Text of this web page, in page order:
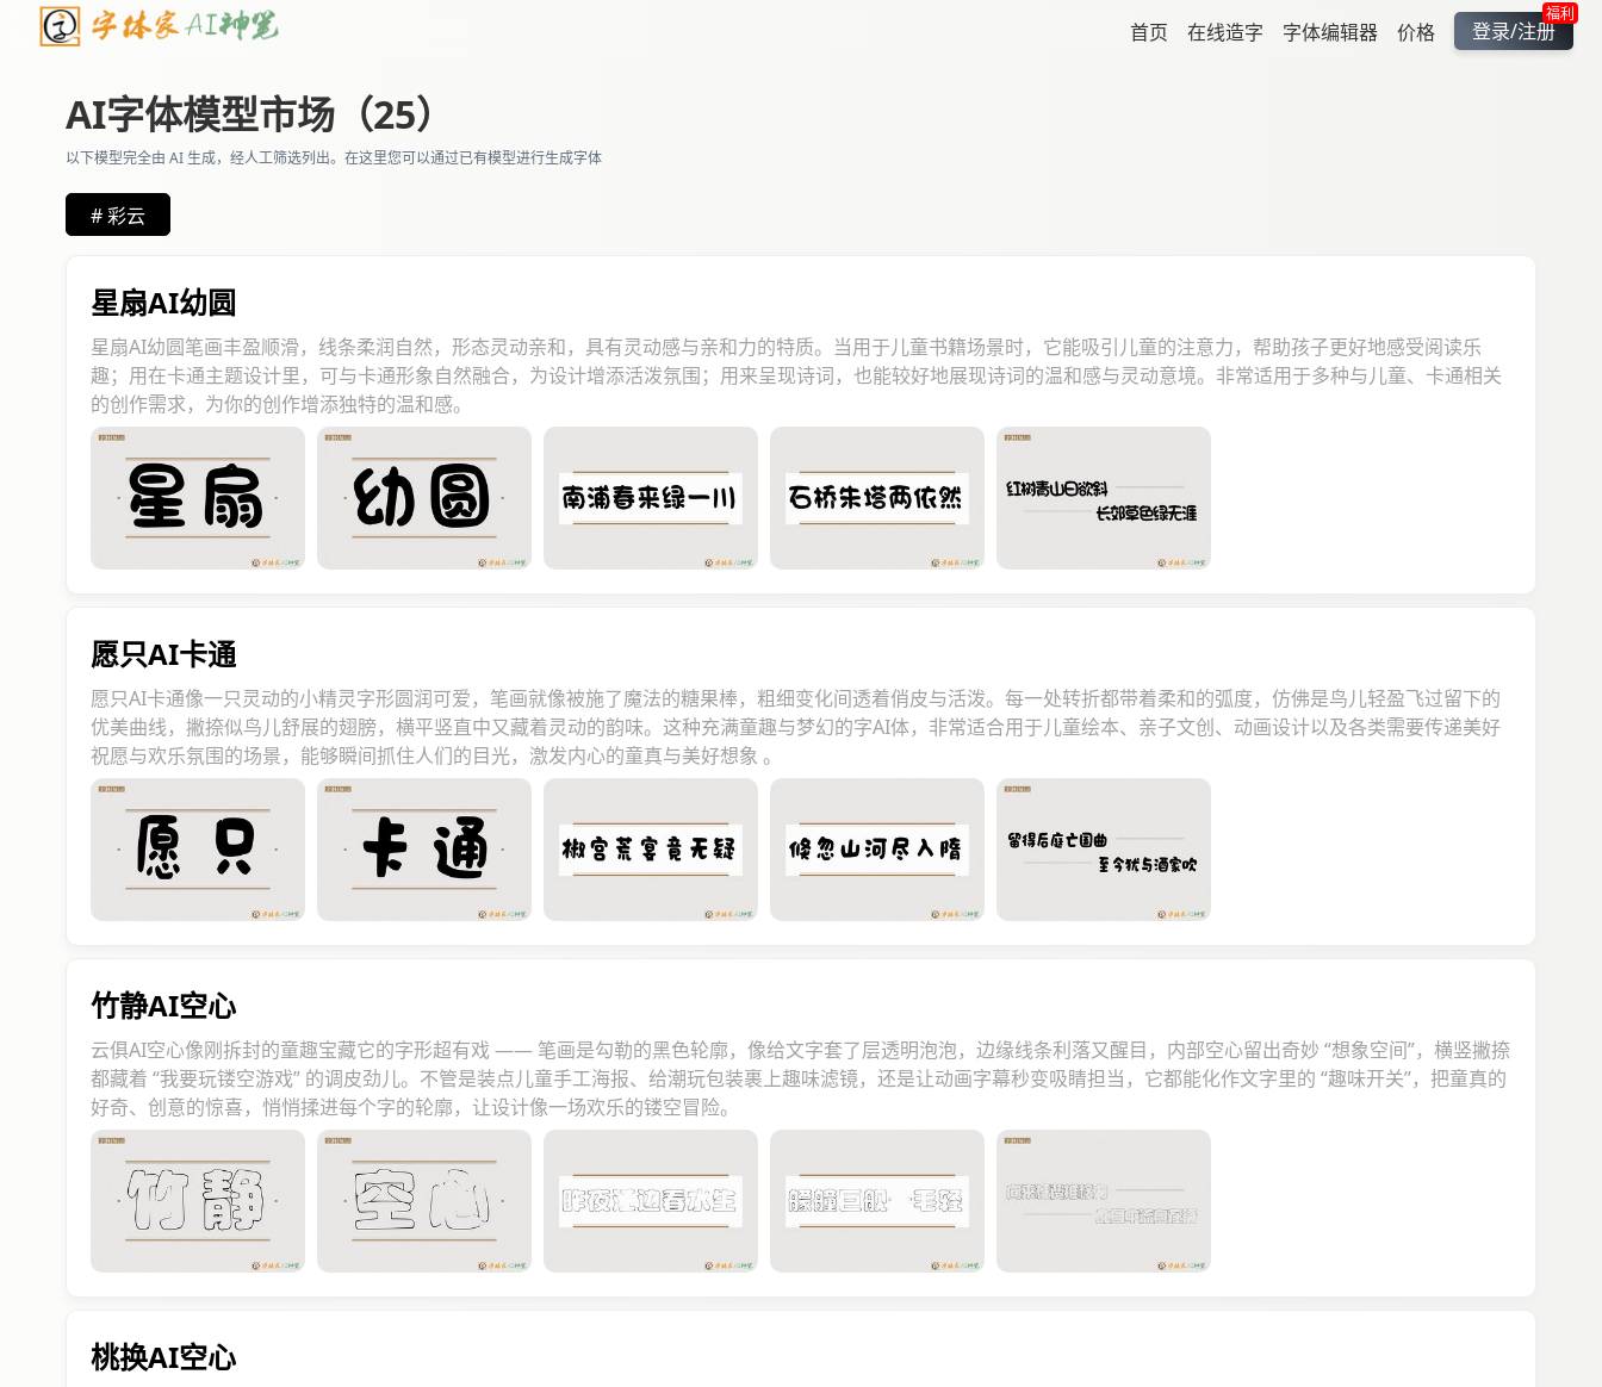
首页 在线造字 字体编辑器 价格
福利
登录/注册
AI字体模型市场（25）
以下模型完全由 AI 生成，经人工筛选列出。在这里您可以通过已有模型进行生成字体
# 彩云
星扇AI幼圆
星扇AI幼圆笔画丰盈顺滑，线条柔润自然，形态灵动亲和，具有灵动感与亲和力的特质。当用于儿童书籍场景时，它能吸引儿童的注意力，帮助孩子更好地感受阅读乐
趣；用在卡通主题设计里，可与卡通形象自然融合，为设计增添活泼氛围；用来呈现诗词，也能较好地展现诗词的温和感与灵动意境。非常适用于多种与儿童、卡通相关
的创作需求，为你的创作增添独特的温和感。
愿只AI卡通
愿只AI卡通像一只灵动的小精灵字形圆润可爱，笔画就像被施了魔法的糖果棒，粗细变化间透着俏皮与活泼。每一处转折都带着柔和的弧度，仿佛是鸟儿轻盈飞过留下的
优美曲线，撇捺似鸟儿舒展的翅膀，横平竖直中又藏着灵动的韵味。这种充满童趣与梦幻的字AI体，非常适合用于儿童绘本、亲子文创、动画设计以及各类需要传递美好
祝愿与欢乐氛围的场景，能够瞬间抓住人们的目光，激发内心的童真与美好想象 。
竹静AI空心
云俱AI空心像刚拆封的童趣宝藏它的字形超有戏 —— 笔画是勾勒的黑色轮廓，像给文字套了层透明泡泡，边缘线条利落又醒目，内部空心留出奇妙 “想象空间”，横竖撇捺
都藏着 “我要玩镂空游戏” 的调皮劲儿。不管是装点儿童手工海报、给潮玩包装裹上趣味滤镜，还是让动画字幕秒变吸睛担当，它都能化作文字里的 “趣味开关”，把童真的
好奇、创意的惊喜，悄悄揉进每个字的轮廓，让设计像一场欢乐的镂空冒险。
桃换AI空心